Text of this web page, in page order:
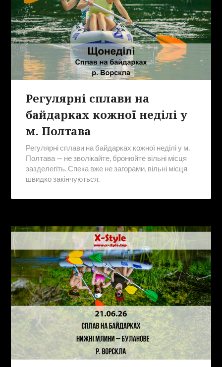
Регулярні сплави на
байдарках кожної неділі у
м. Полтава
Регулярні сплави на байдарках кожної неділі у м.
Полтава — не зволікайте, бронюйте вільні місця
зазделегіть. Спека вже не загорами, вільні місця
швидко закінчуються.